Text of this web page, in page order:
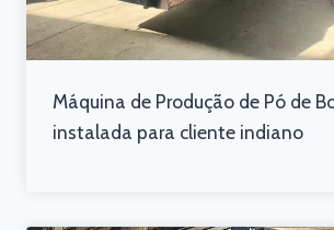
Máquina de Produção de Pó de
instalada para cliente indiano